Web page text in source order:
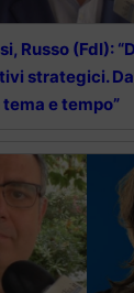
Russo (FdI):
strategici.
e tempo”